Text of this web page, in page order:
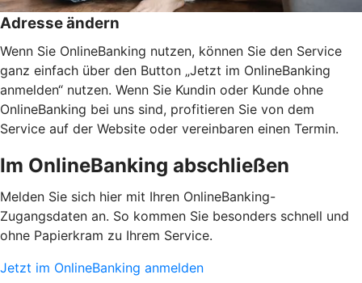
Adresse ändern
Wenn Sie OnlineBanking nutzen, können Sie den Service
ganz einfach über den Button „Jetzt im OnlineBanking
anmelden“ nutzen. Wenn Sie Kundin oder Kunde ohne
OnlineBanking bei uns sind, profitieren Sie von dem
Service auf der Website oder vereinbaren einen Termin.
Im OnlineBanking abschließen
Melden Sie sich hier mit Ihren OnlineBanking-
Zugangsdaten an. So kommen Sie besonders schnell und
ohne Papierkram zu Ihrem Service.
Jetzt im OnlineBanking anmelden